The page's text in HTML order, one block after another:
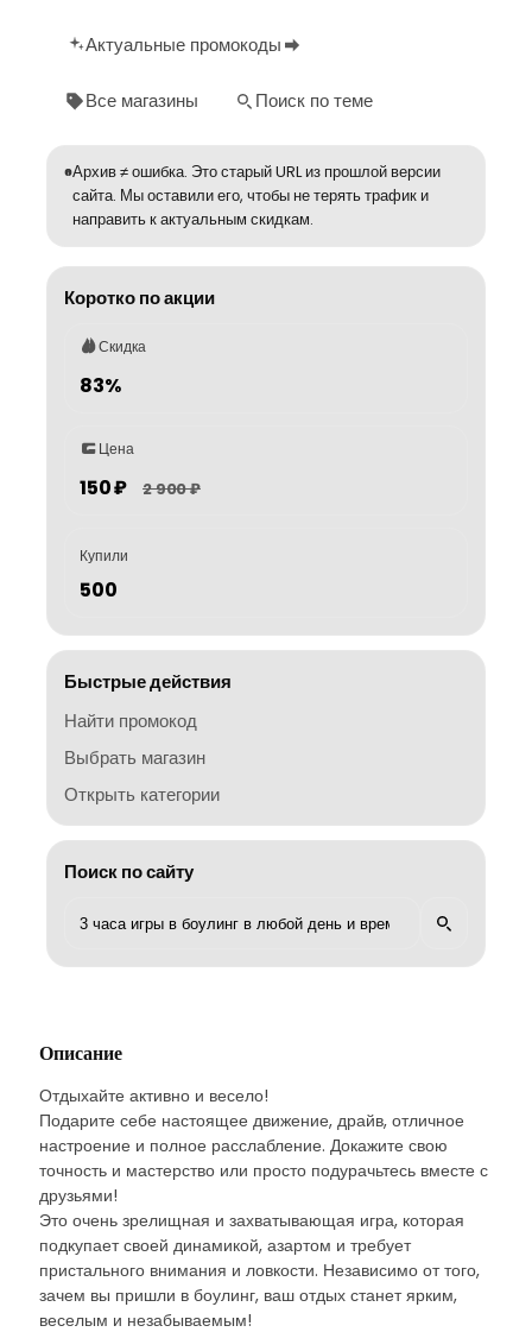
Актуальные промокоды
Все магазины Поиск по теме
Архив ≠ ошибка. Это старый URL из прошлой версии
сайта. Мы оставили его, чтобы не терять трафик и
направить к актуальным скидкам.
Коротко по акции
Скидка
83%
Цена
150 ₽ 2 900 ₽
Купили
500
Быстрые действия
Найти промокод
Выбрать магазин
Открыть категории
Поиск по сайту
Описание
Отдыхайте активно и весело!
Подарите себе настоящее движение, драйв, отличное
настроение и полное расслабление. Докажите свою
точность и мастерство или просто подурачьтесь вместе с
друзьями!
Это очень зрелищная и захватывающая игра, которая
подкупает своей динамикой, азартом и требует
пристального внимания и ловкости. Независимо от того,
зачем вы пришли в боулинг, ваш отдых станет ярким,
веселым и незабываемым!